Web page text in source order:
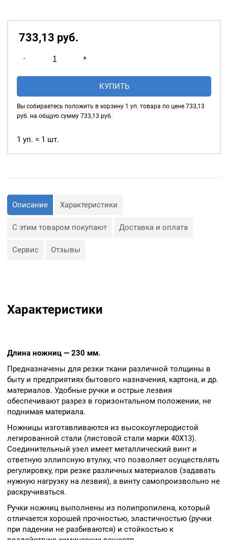
материалов. Удобные ручки
и острые лезвия
обеспечивают разрез в
горизонтальном
положении, не поднимая
материала.
изготавливаются из
высокоуглеродистой
(листовой стали марки
регулировку, при резке
различных материалов
(задавать нужную нагрузку
на лезвия), а винту
раскручиваться.
отличается хорошей
прочностью,
стойкостью к воздействию
химических веществ.
733,13 руб.
-
товара
Ножницы
арт.
Н-094,
ножниц
Беларусь
+
КУПИТЬ
Вы собираетесь положить в корзину 1 уп. товара по цене 733,13
руб. на общую сумму 733,13 руб.
1 уп. = 1 шт.
Описание Характеристики
С этим товаром покупают Доставка и оплата
Сервис Отзывы
Характеристики
Длина ножниц — 230 мм.
Предназначены для резки ткани различной толщины в
быту и предприятиях бытового назначения, картона, и др.
материалов. Удобные ручки и острые лезвия
обеспечивают разрез в горизонтальном положении, не
поднимая материала.
Ножницы изготавливаются из высокоуглеродистой
легированной стали (листовой стали марки 40Х13).
Соединительный узел имеет металлический винт и
ответную эллипсную втулку, что позволяет осуществлять
регулировку, при резке различных материалов (задавать
нужную нагрузку на лезвия), а винту самопроизвольно не
раскручиваться.
Ручки ножниц выполнены из полипропилена, который
отличается хорошей прочностью, эластичностью (ручки
при падении не разбиваются) и стойкостью к